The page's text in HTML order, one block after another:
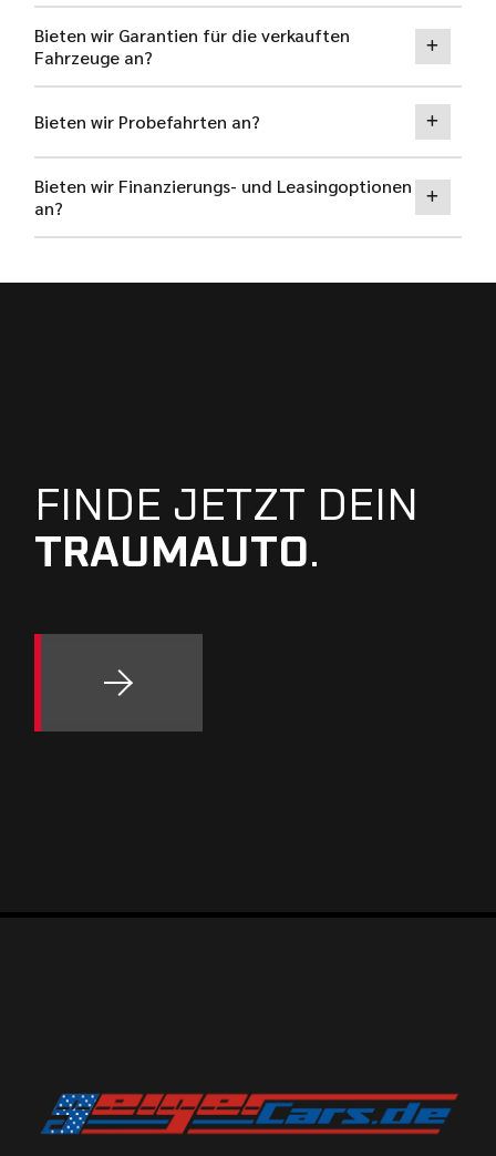
Bieten wir Garantien für die verkauften
Fahrzeuge an?
Bieten wir Probefahrten an?
Bieten wir Finanzierungs- und Leasingoptionen
an?
FINDE JETZT DEIN
TRAUMAUTO.